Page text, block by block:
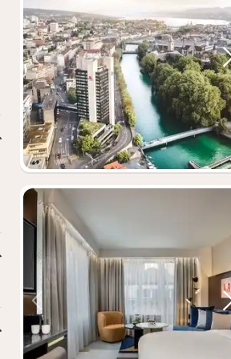
Vorheriges Bild
Vorheriges Bild